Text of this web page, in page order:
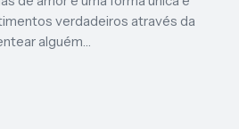
verdadeiros através da
alguém…